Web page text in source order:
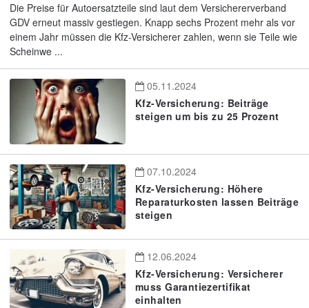
Die Preise für Autoersatzteile sind laut dem Versichererverband
GDV erneut massiv gestiegen. Knapp sechs Prozent mehr als vor
einem Jahr müssen die Kfz-Versicherer zahlen, wenn sie Teile wie
Scheinwe ...
05.11.2024
Kfz-Versicherung: Beiträge
steigen um bis zu 25 Prozent
07.10.2024
Kfz-Versicherung: Höhere
Reparaturkosten lassen Beiträge
steigen
12.06.2024
Kfz-Versicherung: Versicherer
muss Garantiezertifikat
einhalten